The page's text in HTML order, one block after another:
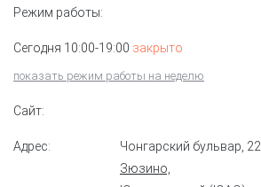
Режим работы:
Сегодня 10:00-19:00 закрыто
показать режим работы на неделю
Сайт:
Адрес: Чонгарский бульвар, 22
Зюзино,